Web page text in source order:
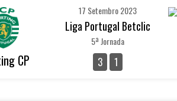
CP
17 Setembro 2023
Liga Portugal Betclic
5ª Jornada
3 1